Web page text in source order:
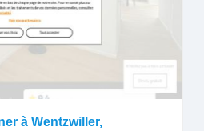
à Wentzwiller,